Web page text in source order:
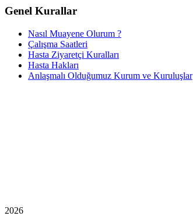
Genel Kurallar
Nasıl Muayene Olurum ?
Çalışma Saatleri
Hasta Ziyaretçi Kuralları
Hasta Hakları
Anlaşmalı Olduğumuz Kurum ve Kuruluşlar
2026